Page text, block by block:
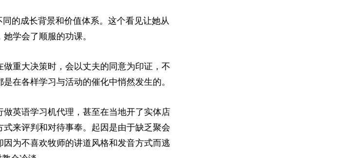
的成长背景和价值体系。这个看见让她从
学会了顺服的功课。
重大决策时，会以丈夫的同意为印证，不
在各样学习与活动的催化中悄然发生的。
英语学习机代理，甚至在当地开了实体店
来评判和对待事奉。起因是由于缺乏聚会
为不喜欢牧师的讲道风格和发音方式而逃